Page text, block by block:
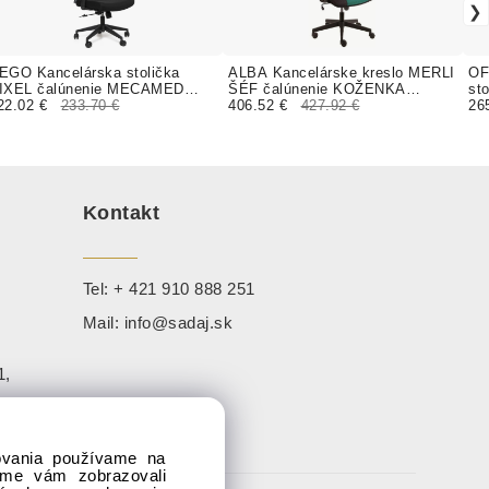
Kancelárska stolička
čalúnenie MECAMED
€ 233.70 €
ALBA Kancelárske kreslo MERLI
ŠÉF čalúnenie KOŽENKA
Valencia, Silvertex
406.52 € 427.92 €
Kontakt
Tel:+ 421 910 888 251
Mail: info@sadaj.sk
používame na
vám zobrazovali